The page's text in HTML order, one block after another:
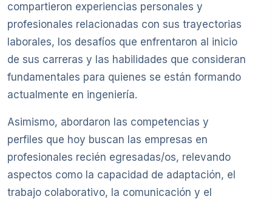
compartieron experiencias personales y
profesionales relacionadas con sus trayectorias
laborales, los desafíos que enfrentaron al inicio
de sus carreras y las habilidades que consideran
fundamentales para quienes se están formando
actualmente en ingeniería.
Asimismo, abordaron las competencias y
perfiles que hoy buscan las empresas en
profesionales recién egresadas/os, relevando
aspectos como la capacidad de adaptación, el
trabajo colaborativo, la comunicación y el